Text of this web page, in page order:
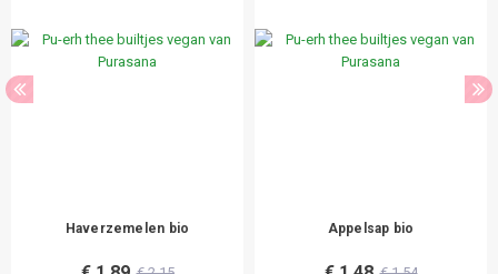
Haverzemelen bio Appelsap bio